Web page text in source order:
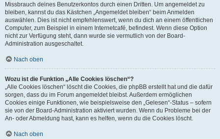
Missbrauch deines Benutzerkontos durch einen Dritten. Um angemeldet zu
bleiben, kannst du das Kästchen „Angemeldet bleiben“ beim Anmelden
auswählen. Dies ist nicht empfehlenswert, wenn du dich an einem öffentlichen
Computer, zum Beispiel in einem Internetcafé, befindest. Wenn diese Option
nicht zur Verfügung steht, dann wurde sie vermutlich von der Board-
Administration ausgeschaltet.
Nach oben
Wozu ist die Funktion „Alle Cookies löschen“?
„Alle Cookies löschen“ löscht die Cookies, die phpBB erstellt hat und die dafür
sorgen, dass du im Forum angemeldet bleibst. Außerdem ermöglichen
Cookies einige Funktionen, wie beispielsweise den „Gelesen“-Status – sofern
sie von der Board-Administration aktiviert wurden. Wenn du Probleme bei der
An- oder Abmeldung hast, kann es helfen, wenn du die Cookies löscht.
Nach oben